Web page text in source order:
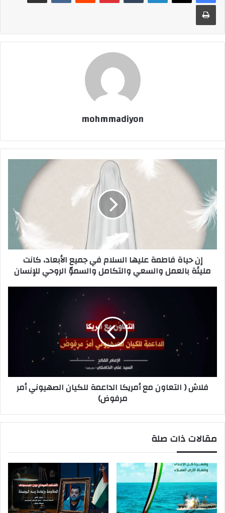
طباعة
mohmmadiyon
إن حياة فاطمة عليها السلام في جميع الأبعاد، كانت
مليئة بالعمل والسعي والتكامل والسموّ الروحي للإنسان
فلاش ( التعاون مع أمريكا الداعمة للكيان الصهيوني أمر
مرفوض)
مقالات ذات صلة